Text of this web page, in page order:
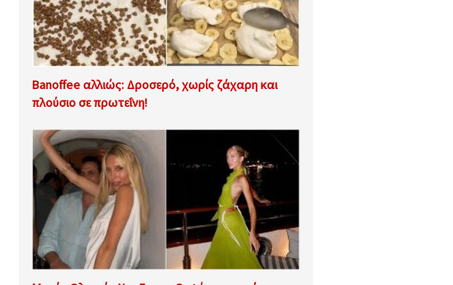
Banoffee αλλιώς: Δροσερό, χωρίς ζάχαρη και
πλούσιο σε πρωτεΐνη!